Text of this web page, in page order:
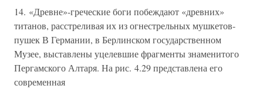
14. «Древне»-греческие боги побеждают «древних»
титанов, расстреливая их из огнестрельных мушкетов-
пушек В Германии, в Берлинском государственном
Музее, выставлены уцелевшие фрагменты знаменитого
Пергамского Алтаря. На рис. 4.29 представлена его
современная